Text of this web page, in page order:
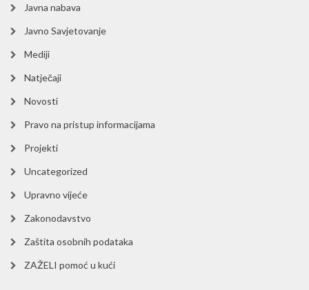
Javna nabava
Javno Savjetovanje
Mediji
Natječaji
Novosti
Pravo na pristup informacijama
Projekti
Uncategorized
Upravno vijeće
Zakonodavstvo
Zaštita osobnih podataka
ZAŽELI pomoć u kući